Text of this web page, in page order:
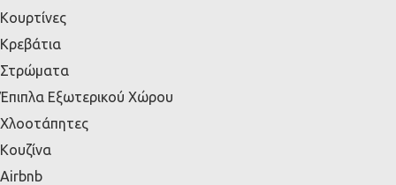
Κουρτίνες
Κρεβάτια
Στρώματα
Έπιπλα Εξωτερικού Χώρου
Χλοοτάπητες
Κουζίνα
Airbnb